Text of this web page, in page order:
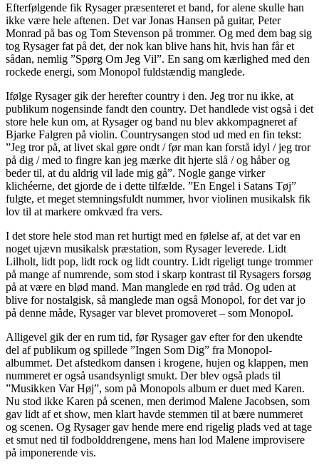
Efterfølgende fik Rysager præsenteret et band, for alene skulle han
ikke være hele aftenen. Det var Jonas Hansen på guitar, Peter
Monrad på bas og Tom Stevenson på trommer. Og med dem bag sig
tog Rysager fat på det, der nok kan blive hans hit, hvis han får et
sådan, nemlig ”Spørg Om Jeg Vil”. En sang om kærlighed med den
rockede energi, som Monopol fuldstændig manglede.
Ifølge Rysager gik der herefter country i den. Jeg tror nu ikke, at
publikum nogensinde fandt den country. Det handlede vist også i det
store hele kun om, at Rysager og band nu blev akkompagneret af
Bjarke Falgren på violin. Countrysangen stod ud med en fin tekst:
”Jeg tror på, at livet skal gøre ondt / før man kan forstå idyl / jeg tror
på dig / med to fingre kan jeg mærke dit hjerte slå / og håber og
beder til, at du aldrig vil lade mig gå”. Nogle gange virker
klichéerne, det gjorde de i dette tilfælde. ”En Engel i Satans Tøj”
fulgte, et meget stemningsfuldt nummer, hvor violinen musikalsk fik
lov til at markere omkvæd fra vers.
I det store hele stod man ret hurtigt med en følelse af, at det var en
noget ujævn musikalsk præstation, som Rysager leverede. Lidt
Lilholt, lidt pop, lidt rock og lidt country. Lidt rigeligt tunge trommer
på mange af numrende, som stod i skarp kontrast til Rysagers forsøg
på at være en blød mand. Man manglede en rød tråd. Og uden at
blive for nostalgisk, så manglede man også Monopol, for det var jo
på denne måde, Rysager var blevet promoveret – som Monopol.
Alligevel gik der en rum tid, før Rysager gav efter for den ukendte
del af publikum og spillede ”Ingen Som Dig” fra Monopol-
albummet. Det afstedkom dansen i krogene, hujen og klappen, men
nummeret er også usandsynligt smukt. Der blev også plads til
”Musikken Var Høj”, som på Monopols album er duet med Karen.
Nu stod ikke Karen på scenen, men derimod Malene Jacobsen, som
gav lidt af et show, men klart havde stemmen til at bære nummeret
og scenen. Og Rysager gav hende mere end rigelig plads ved at tage
et smut ned til fodbolddrengene, mens han lod Malene improvisere
på imponerende vis.